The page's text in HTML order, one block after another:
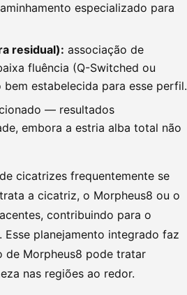
especializado para
residual): associação de
fluência (Q-Switched ou
estabelecida para esse perfil.
— resultados
embora a estria alba total não
cicatrizes frequentemente se
a cicatriz, o Morpheus8 ou o
contribuindo para o
planejamento integrado faz
de Morpheus8 pode tratar
nas regiões ao redor.